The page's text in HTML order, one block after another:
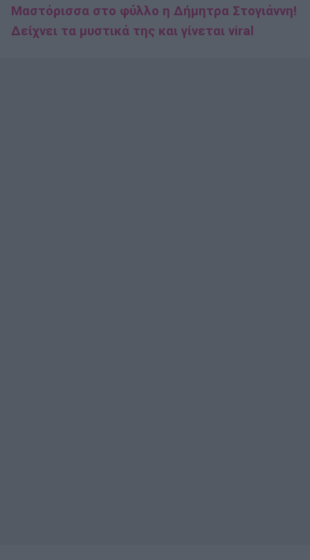
Μαστόρισσα στο φύλλο η Δήμητρα Στογιάννη!
Δείχνει τα μυστικά της και γίνεται viral